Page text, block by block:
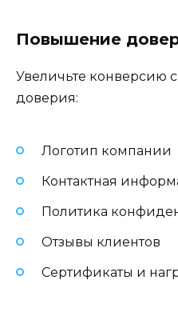
Повышение
Увеличьте конверсию
доверия:
Логотип компании
Контактная
Политика
Отзывы клиентов
Сертификаты и